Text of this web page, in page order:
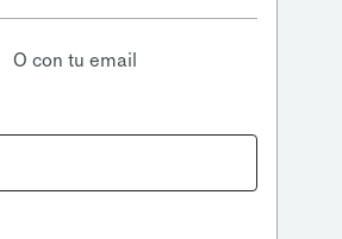
O con tu email